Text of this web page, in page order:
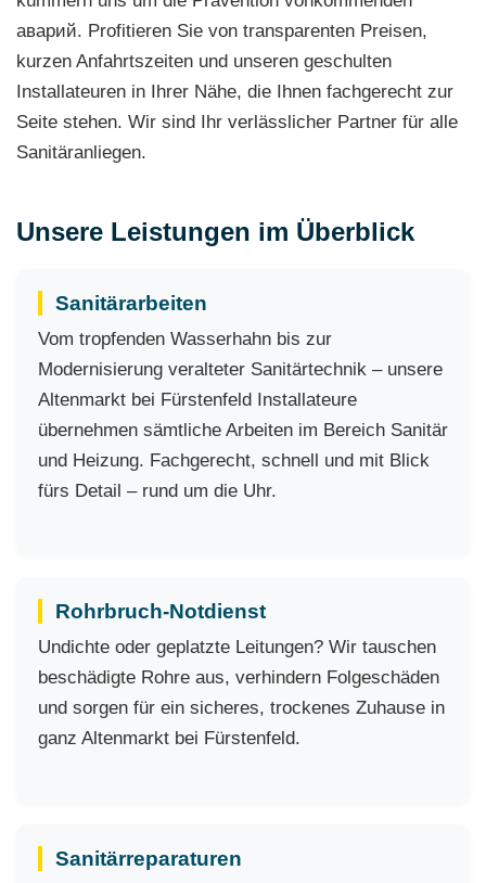
аварий. Profitieren Sie von transparenten Preisen,
kurzen Anfahrtszeiten und unseren geschulten
Installateuren in Ihrer Nähe, die Ihnen fachgerecht zur
Seite stehen. Wir sind Ihr verlässlicher Partner für alle
Sanitäranliegen.
Unsere Leistungen im Überblick
Sanitärarbeiten
Vom tropfenden Wasserhahn bis zur
Modernisierung veralteter Sanitärtechnik – unsere
Altenmarkt bei Fürstenfeld Installateure
übernehmen sämtliche Arbeiten im Bereich Sanitär
und Heizung. Fachgerecht, schnell und mit Blick
fürs Detail – rund um die Uhr.
Rohrbruch-Notdienst
Undichte oder geplatzte Leitungen? Wir tauschen
beschädigte Rohre aus, verhindern Folgeschäden
und sorgen für ein sicheres, trockenes Zuhause in
ganz Altenmarkt bei Fürstenfeld.
Sanitärreparaturen